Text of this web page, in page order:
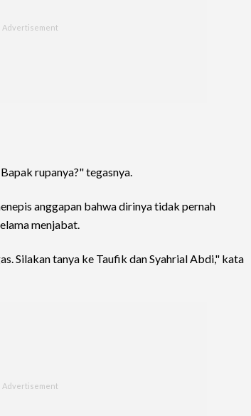
rupanya?" tegasnya.
anggapan bahwa dirinya tidak pernah
menjabat.
Silakan tanya ke Taufik dan Syahrial Abdi," kata